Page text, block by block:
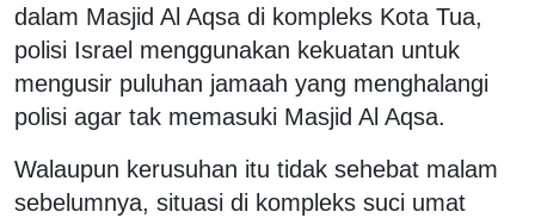
dalam Masjid Al Aqsa di kompleks Kota Tua,
polisi Israel menggunakan kekuatan untuk
mengusir puluhan jamaah yang menghalangi
polisi agar tak memasuki Masjid Al Aqsa.
Walaupun kerusuhan itu tidak sehebat malam
sebelumnya, situasi di kompleks suci umat